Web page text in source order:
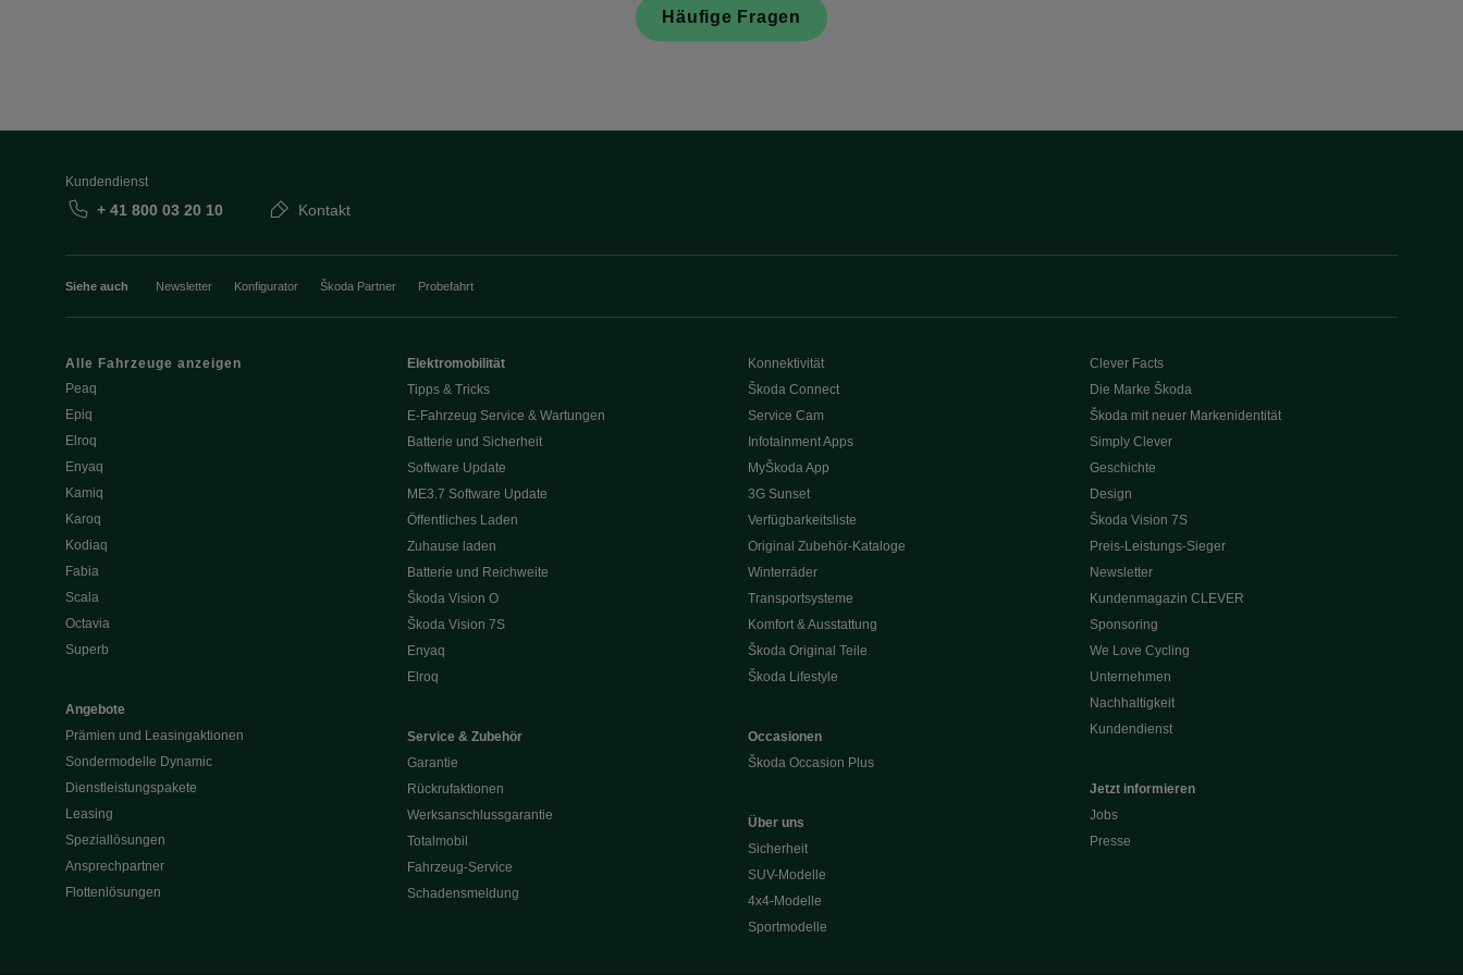
Häufige Fragen
Kundendienst
+ 41 800 03 20 10 Kontakt
Siehe auch Newsletter Konfigurator Škoda Partner Probefahrt
Alle Fahrzeuge anzeigen
Peaq
Epiq
Elroq
Enyaq
Kamiq
Karoq
Kodiaq
Fabia
Scala
Octavia
Superb
Angebote
Prämien und Leasingaktionen
Sondermodelle Dynamic
Dienstleistungspakete
Leasing
Speziallösungen
Ansprechpartner
Flottenlösungen
Elektromobilität
Tipps & Tricks
E-Fahrzeug Service & Wartungen
Batterie und Sicherheit
Software Update
ME3.7 Software Update
Öffentliches Laden
Zuhause laden
Batterie und Reichweite
Škoda Vision O
Škoda Vision 7S
Enyaq
Elroq
Service & Zubehör
Garantie
Rückrufaktionen
Werksanschlussgarantie
Totalmobil
Fahrzeug-Service
Schadensmeldung
Konnektivität
Škoda Connect
Service Cam
Infotainment Apps
MyŠkoda App
3G Sunset
Verfügbarkeitsliste
Original Zubehör-Kataloge
Winterräder
Transportsysteme
Komfort & Ausstattung
Škoda Original Teile
Škoda Lifestyle
Occasionen
Škoda Occasion Plus
Über uns
Sicherheit
SUV-Modelle
4x4-Modelle
Sportmodelle
Clever Facts
Die Marke Škoda
Škoda mit neuer Markenidentität
Simply Clever
Geschichte
Design
Škoda Vision 7S
Preis-Leistungs-Sieger
Newsletter
Kundenmagazin CLEVER
Sponsoring
We Love Cycling
Unternehmen
Nachhaltigkeit
Kundendienst
Jetzt informieren
Jobs
Presse